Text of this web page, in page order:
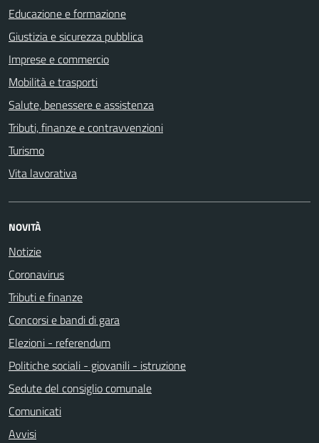
Educazione e formazione
Giustizia e sicurezza pubblica
Imprese e commercio
Mobilità e trasporti
Salute, benessere e assistenza
Tributi, finanze e contravvenzioni
Turismo
Vita lavorativa
NOVITÀ
Notizie
Coronavirus
Tributi e finanze
Concorsi e bandi di gara
Elezioni - referendum
Politiche sociali - giovanili - istruzione
Sedute del consiglio comunale
Comunicati
Avvisi